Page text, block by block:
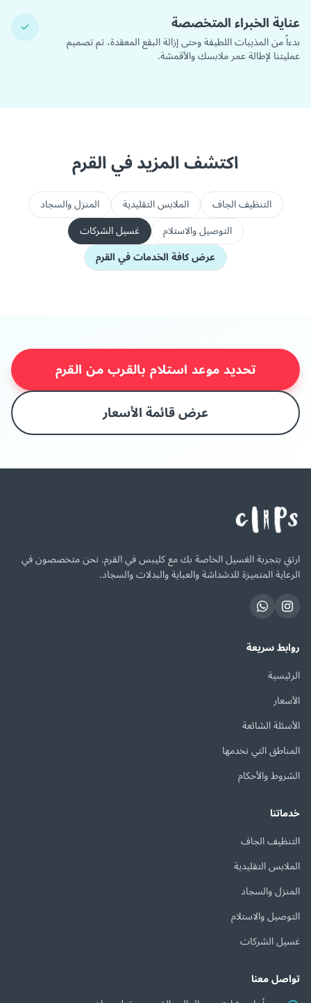
✓ عناية الخبراء المتخصصة
بدءاً من المذيبات اللطيفة وحتى إزالة البقع المعقدة، تم تصميم
عمليتنا لإطالة عمر ملابسك والأقمشة.
اكتشف المزيد في القرم
التنظيف الجاف الملابس التقليدية
المنزل والسجاد
التوصيل والاستلام
غسيل الشركات
عرض كافة الخدمات في القرم
تحديد موعد استلام بالقرب من القرم
عرض قائمة الأسعار
ارتقِ بتجربة الغسيل الخاصة بك مع كليبس في القرم. نحن متخصصون في
الرعاية المتميزة للدشداشة والعباية والبدلات والسجاد.
روابط سريعة
الرئيسية
الأسعار
الأسئلة الشائعة
المناطق التي نخدمها
الشروط والأحكام
خدماتنا
التنظيف الجاف
الملابس التقليدية
المنزل والسجاد
التوصيل والاستلام
غسيل الشركات
تواصل معنا